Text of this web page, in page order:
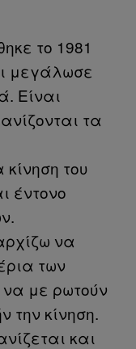
το 1981
μεγάλωσε
Είναι
τα
του
έντονο
να
των
με ρωτούν
κίνηση.
και